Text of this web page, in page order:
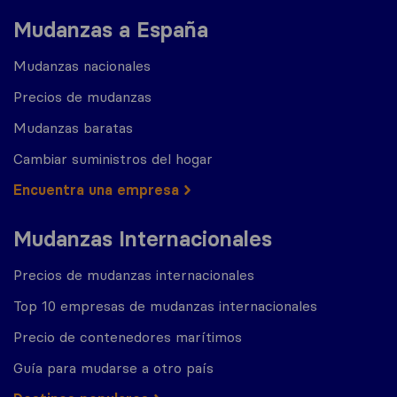
Mudanzas a España
Mudanzas nacionales
Precios de mudanzas
Mudanzas baratas
Cambiar suministros del hogar
Encuentra una empresa
Mudanzas Internacionales
Precios de mudanzas internacionales
Top 10 empresas de mudanzas internacionales
Precio de contenedores marítimos
Guía para mudarse a otro país